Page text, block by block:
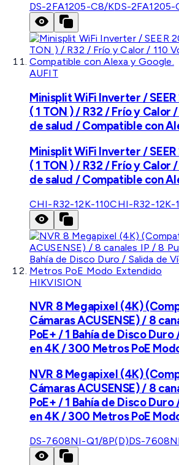
DS-2FA1205-C8/KDS-2FA1205-
AUFIT
Minisplit WiFi Inverter /
( 1 TON ) / R32 / Frío y Calor
de salud / Compatible con
Minisplit WiFi Inverter /
( 1 TON ) / R32 / Frío y Calor
de salud / Compatible con
CHI-R32-12K-110CHI-R32-12K-
HIKVISION
NVR 8 Megapixel (4K)
Cámaras ACUSENSE) / 8
PoE+ / 1 Bahía de Disco
en 4K / 300 Metros PoE
NVR 8 Megapixel (4K)
Cámaras ACUSENSE) / 8
PoE+ / 1 Bahía de Disco
en 4K / 300 Metros PoE
DS-7608NI-Q1/8P(D)DS-